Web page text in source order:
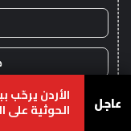
عاجل الأردن يرحّب
الحوثية على